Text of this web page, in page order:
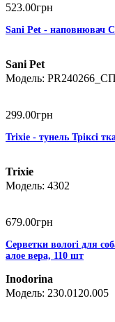
523.00грн
Sani Pet - наповнювач
Sani Pet
299.00грн
Trixie - тунель Тріксі
Trixie
4302
679.00грн
Серветки вологі для
алое вера, 110 шт
Inodorina
230.0120.005